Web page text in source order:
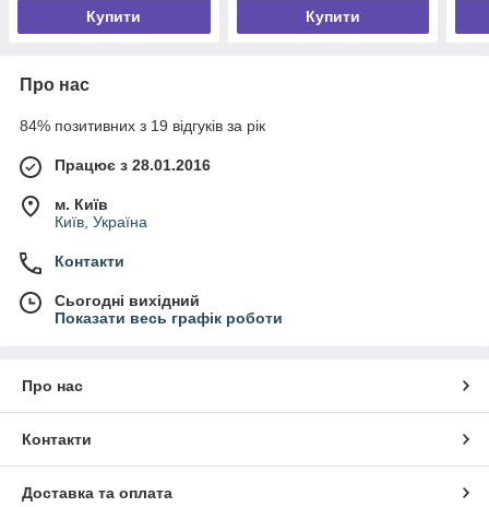
Купити Купити
Про нас
84% позитивних з 19 відгуків за рік
Працює з 28.01.2016
м. Київ
Київ, Україна
Контакти
Сьогодні вихідний
Показати весь графік роботи
Про нас
Контакти
Доставка та оплата